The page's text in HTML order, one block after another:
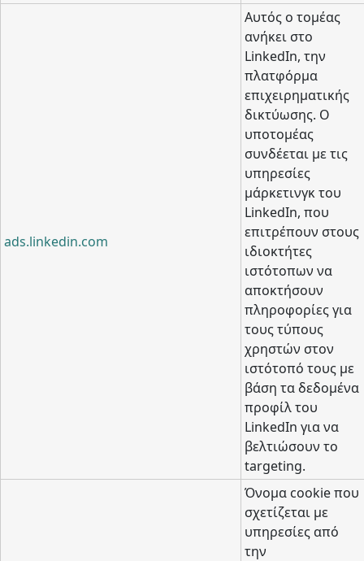
ads.linkedin.com
Αυτός ο τομέας
ανήκει στο
LinkedIn, την
πλατφόρμα
επιχειρηματικής
δικτύωσης. Ο
υποτομέας
συνδέεται με τις
υπηρεσίες
μάρκετινγκ του
LinkedIn, που
επιτρέπουν στους
ιδιοκτήτες
ιστότοπων να
αποκτήσουν
πληροφορίες για
τους τύπους
χρηστών στον
ιστότοπό τους με
βάση τα δεδομένα
προφίλ του
LinkedIn για να
βελτιώσουν το
targeting.
Όνομα cookie που
σχετίζεται με
υπηρεσίες από
την